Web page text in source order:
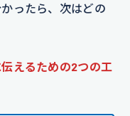
ったら、次はどの
えるための2つの工